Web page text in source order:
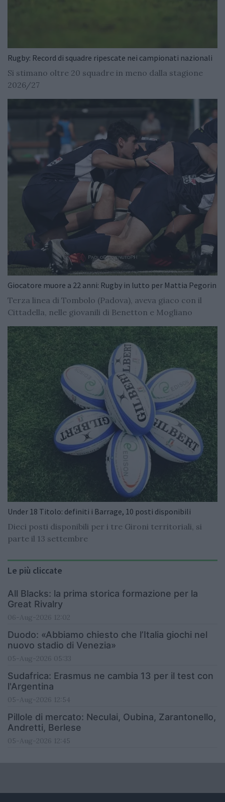
Rugby: Record di squadre ripescate nei campionati nazionali
Si stimano oltre 20 squadre in meno dalla stagione
2026/27
Giocatore muore a 22 anni: Rugby in lutto per Mattia Pegorin
Terza linea di Tombolo (Padova), aveva giaco con il
Cittadella, nelle giovanili di Benetton e Mogliano
Under 18 Titolo: definiti i Barrage, 10 posti disponibili
Dieci posti disponibili per i tre Gironi territoriali, si
parte il 13 settembre
Le più cliccate
All Blacks: la prima storica formazione per la
Great Rivalry
06-Aug-2026 12:02
Duodo: «Abbiamo chiesto che l’Italia giochi nel
nuovo stadio di Venezia»
05-Aug-2026 05:33
Sudafrica: Erasmus ne cambia 13 per il test con
l'Argentina
05-Aug-2026 12:54
Pillole di mercato: Neculai, Oubina, Zarantonello,
Andretti, Berlese
05-Aug-2026 12:45